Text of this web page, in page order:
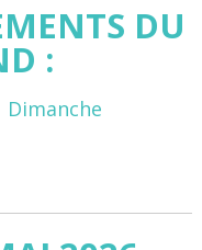
DU
:
Dimanche